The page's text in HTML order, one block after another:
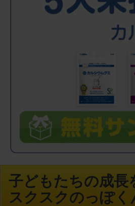
子どもたちの成長
スクスクのっぽ